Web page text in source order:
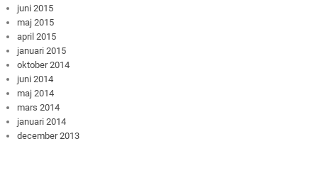
juni 2015
maj 2015
april 2015
januari 2015
oktober 2014
juni 2014
maj 2014
mars 2014
januari 2014
december 2013